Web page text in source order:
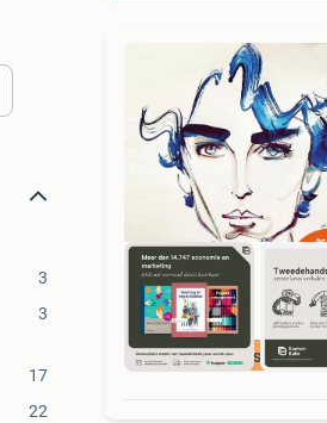
3
3
17
22
Scherpste prijs